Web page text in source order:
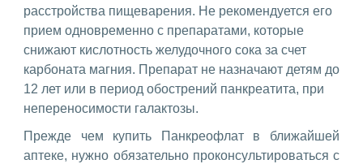
расстройства пищеварения. Не рекомендуется его
прием одновременно с препаратами, которые
снижают кислотность желудочного сока за счет
карбоната магния. Препарат не назначают детям до
12 лет или в период обострений панкреатита, при
непереносимости галактозы.
Прежде чем купить Панкреофлат в ближайшей
аптеке, нужно обязательно проконсультироваться с